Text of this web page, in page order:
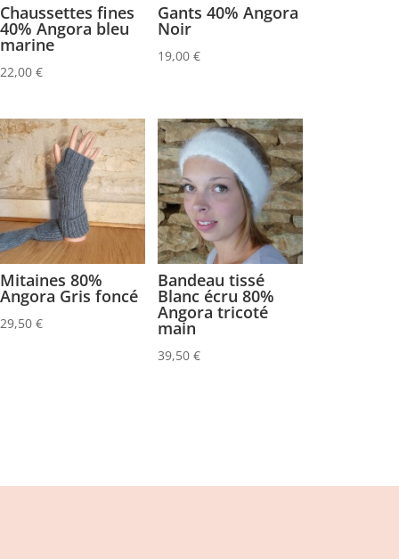
Chaussettes fines
40% Angora bleu
marine
22,00 €
Gants 40% Angora
Noir
19,00€
Mitaines 80%
Angora Gris foncé
29,50 €
Bandeau tissé
Blanc écru 80%
Angora tricoté
main
39,50€